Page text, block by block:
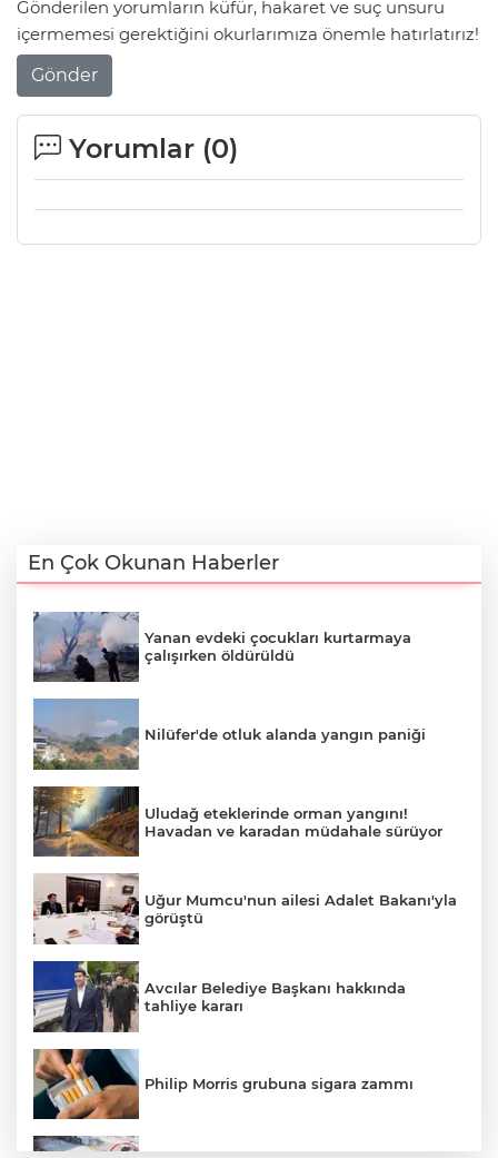
Gönderilen yorumların küfür, hakaret ve suç unsuru
içermemesi gerektiğini okurlarımıza önemle hatırlatırız!
Gönder
Yorumlar (0)
En Çok Okunan Haberler
Yanan evdeki çocukları kurtarmaya
çalışırken öldürüldü
Nilüfer'de otluk alanda yangın paniği
Uludağ eteklerinde orman yangını!
Havadan ve karadan müdahale sürüyor
Uğur Mumcu'nun ailesi Adalet Bakanı'yla
görüştü
Avcılar Belediye Başkanı hakkında
tahliye kararı
Philip Morris grubuna sigara zammı